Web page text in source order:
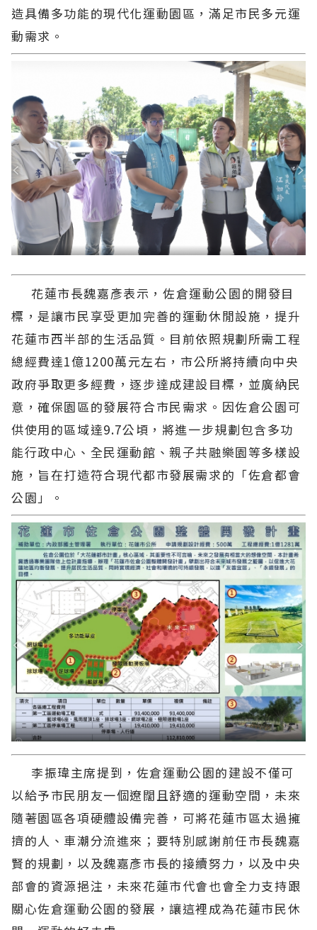
造具備多功能的現代化運動園區，滿足市民多元運
動需求。
花蓮市長魏嘉彥表示，佐倉運動公園的開發目
標，是讓市民享受更加完善的運動休閒設施，提升
花蓮市西半部的生活品質。目前依照規劃所需工程
總經費達1億1200萬元左右，市公所將持續向中央
政府爭取更多經費，逐步達成建設目標，並廣納民
意，確保園區的發展符合市民需求。因佐倉公園可
供使用的區域達9.7公頃，將進一步規劃包含多功
能行政中心、全民運動館、親子共融樂園等多樣設
施，旨在打造符合現代都市發展需求的「佐倉都會
公園」。
李振瑋主席提到，佐倉運動公園的建設不僅可
以給予市民朋友一個遼闊且舒適的運動空間，未來
隨著園區各項硬體設備完善，可將花蓮市區太過擁
擠的人、車潮分流進來；要特別感謝前任市長魏嘉
賢的規劃，以及魏嘉彥市長的接續努力，以及中央
部會的資源挹注，未來花蓮市代會也會全力支持跟
關心佐倉運動公園的發展，讓這裡成為花蓮市民休